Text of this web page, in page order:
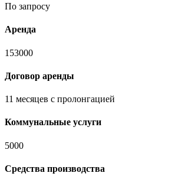
По запросу
Аренда
153000
Договор аренды
11 месяцев с пролонгацией
Коммунальные услуги
5000
Средства производства